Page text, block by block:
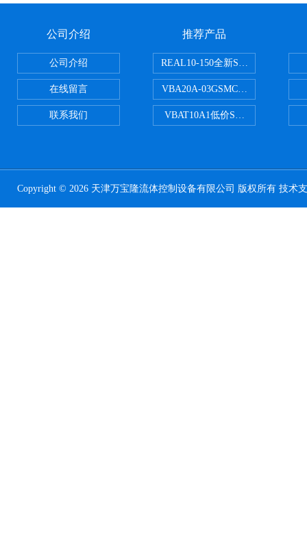
公司介绍
公司介绍
在线留言
联系我们
推荐产品
REAL10-150全新SMC正弦无杆缸
VBA20A-03GSMC增压阀VBA-
VBAT10A1低价SMC储气罐VBAT
Copyright © 2026 天津万宝隆流体控制设备有限公司 版权所有 技术